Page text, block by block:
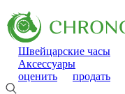
Швейцарские часы
Аксессуары
оценить
продать